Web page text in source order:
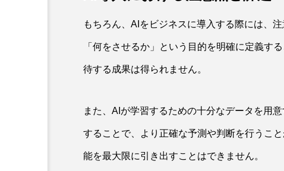
もちろん、AIをビジネスに導入する際には、
「何をさせるか」という目的を明確に定義す
待する成果は得られません。
また、AIが学習するための十分なデータを用
することで、より正確な予測や判断を行うこ
能を最大限に引き出すことはできません。